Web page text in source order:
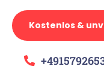
Kostenlos &